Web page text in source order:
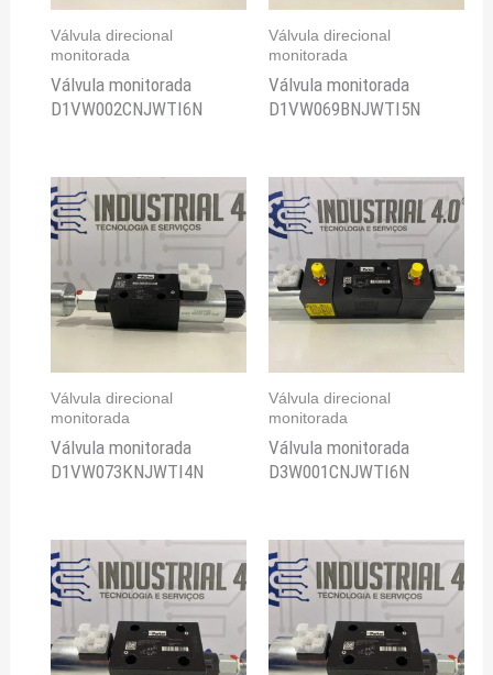
Válvula direcional
monitorada
Válvula monitorada
D1VW002CNJWTI6N
Válvula direcional
monitorada
Válvula monitorada
D1VW069BNJWTI5N
Válvula direcional
monitorada
Válvula monitorada
D1VW073KNJWTI4N
Válvula direcional
monitorada
Válvula monitorada
D3W001CNJWTI6N